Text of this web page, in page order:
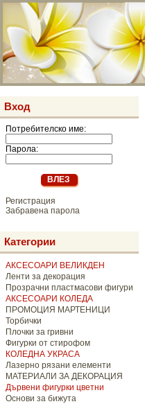
Вход
Потребителско име:
Парола:
Регистрация
Забравена парола
Категории
АКСЕСОАРИ ВЕЛИКДЕН
Ленти за декорация
Прозрачни пластмасови фигури
АКСЕСОАРИ КОЛЕДА
ПРОМОЦИЯ МАРТЕНИЦИ
Торбички
Плочки за гривни
Фигурки от стирофом
КОЛЕДНА УКРАСА
Лазерно рязани елементи
МАТЕРИАЛИ ЗА ДЕКОРАЦИЯ
Дървени фигурки цветни
Основи за бижута